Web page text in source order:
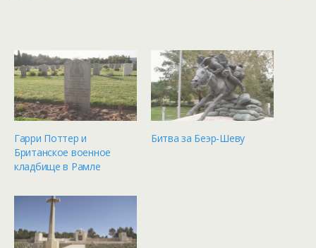
Гарри Поттер и
Британское военное
кладбище в Рамле
Битва за Беэр-Шеву